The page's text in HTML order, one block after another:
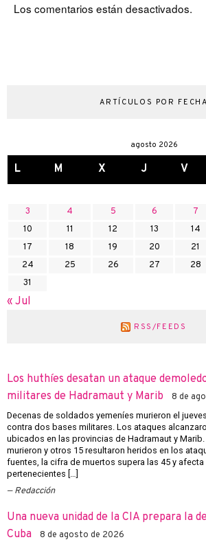
Los comentarios están desactivados.
ARTÍCULOS POR FECHA
agosto 2026
L M X J V
3
4 5 6 7
10
11 12 13 14
17
18 19 20 21
24
25 26 27 28
31
« Jul
RSS/FEEDS
Los huthíes desatan un ataque
militares de Hadramaut y Marib
8 de
Decenas de soldados yemeníes murieron el
contra dos bases militares. Los ataques
ubicados en las provincias de Hadramaut y
murieron y otros 15 resultaron heridos en los
fuentes, la cifra de muertos supera las 45 y
pertenecientes […]
Redacción
Una nueva unidad de la CIA prepara la
Cuba
8 de agosto de 2026